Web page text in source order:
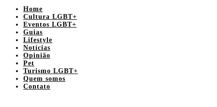
Home
Cultura LGBT+
Eventos LGBT+
Guias
Lifestyle
Notícias
Opinião
Pet
Turismo LGBT+
Quem somos
Contato